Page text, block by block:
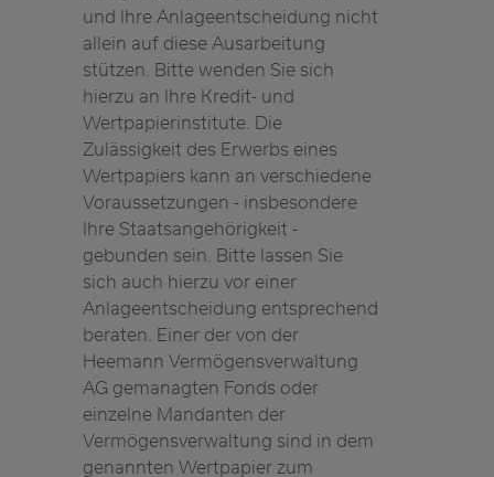
und Ihre Anlageentscheidung nicht
allein auf diese Ausarbeitung
stützen. Bitte wenden Sie sich
hierzu an Ihre Kredit- und
Wertpapierinstitute. Die
Zulässigkeit des Erwerbs eines
Wertpapiers kann an verschiedene
Voraussetzungen - insbesondere
Ihre Staatsangehörigkeit -
gebunden sein. Bitte lassen Sie
sich auch hierzu vor einer
Anlageentscheidung entsprechend
beraten. Einer der von der
Heemann Vermögensverwaltung
AG gemanagten Fonds oder
einzelne Mandanten der
Vermögensverwaltung sind in dem
genannten Wertpapier zum